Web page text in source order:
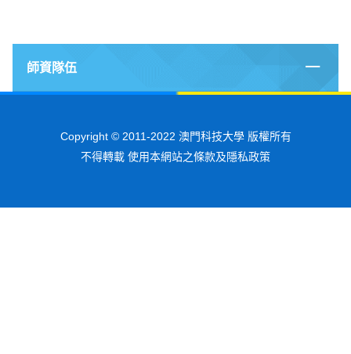
師資隊伍
Copyright © 2011-2022 澳門科技大學 版權所有
不得轉載 使用本網站之條款及隱私政策